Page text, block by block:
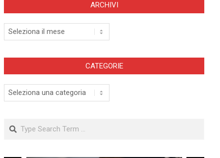
ARCHIVI
Archivi
CATEGORIE
Categorie
Search